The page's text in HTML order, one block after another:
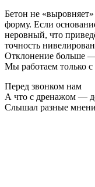
Бетон не
форму. Если
неровный, что
точность
Отклонение больше
Мы работаем только с
Перед звонком нам
А что с дренажом —
Слышал разные